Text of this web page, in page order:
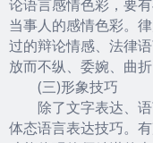
论语言感情色彩，要
当事人的感情色彩。
过的辩论情感、法律
放而不纵、委婉、曲
(三)形象技巧
除了文字表达、语
体态语言表达技巧。